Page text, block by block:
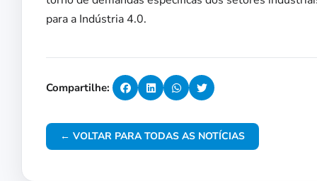
para a Indústria 4.0.
Compartilhe:
← VOLTAR PARA TODAS AS NOTÍCIAS